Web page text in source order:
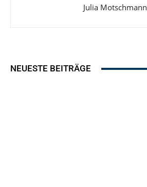
Julia Motschmann
NEUESTE BEITRÄGE